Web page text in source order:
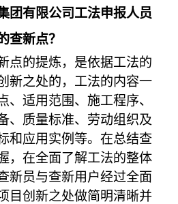
团有限公司工法申报人员
查新点？
点的提炼，是依据工法的
新之处的，工法的内容一
适用范围、施工程序、
、质量标准、劳动组织及
和应用实例等。在总结查
，在全面了解工法的整体
新员与查新用户经过全面
目创新之处做简明清晰并